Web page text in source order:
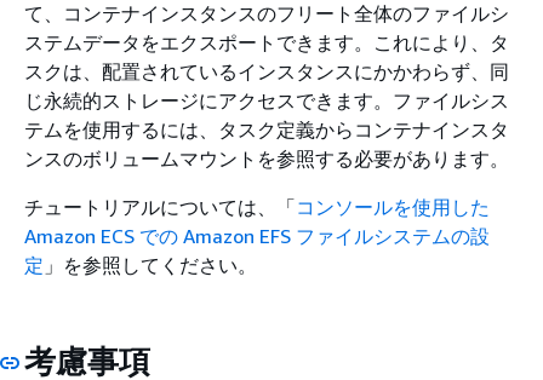
て、コンテナインスタンスのフリート全体のファイルシ
ステムデータをエクスポートできます。これにより、タ
スクは、配置されているインスタンスにかかわらず、同
じ永続的ストレージにアクセスできます。ファイルシス
テムを使用するには、タスク定義からコンテナインスタ
ンスのボリュームマウントを参照する必要があります。
チュートリアルについては、「コンソールを使用した
Amazon ECS での Amazon EFS ファイルシステムの設
定 」を参照してください。
考慮事項